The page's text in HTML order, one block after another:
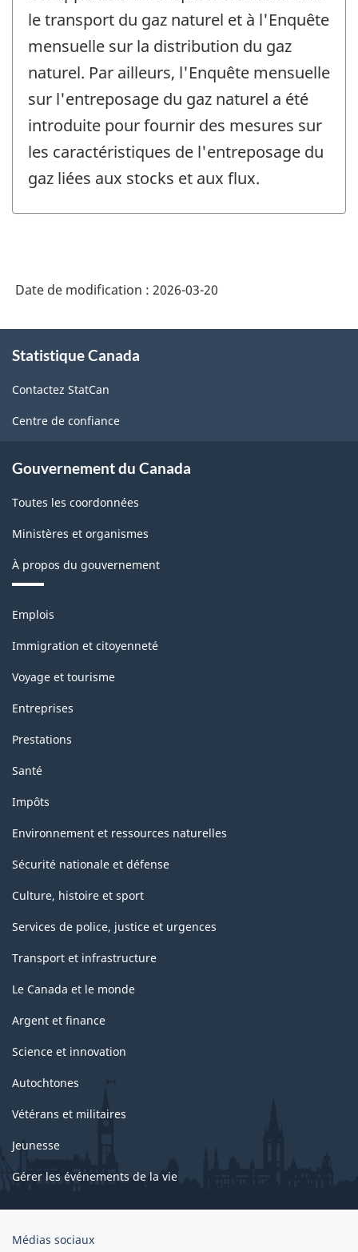
changement
-
le transport du gaz naturel et à l'Enquête
mensuelle sur la distribution du gaz
naturel. Par ailleurs, l'Enquête mensuelle
sur l'entreposage du gaz naturel a été
introduite pour fournir des mesures sur
les caractéristiques de l'entreposage du
gaz liées aux stocks et aux flux.
Date de modification : 2026-03-20
propos
ce
site
Statistique Canada
Contactez StatCan
Centre de confiance
Gouvernement du Canada
Toutes les coordonnées
Ministères et organismes
À propos du gouvernement
Thèmes
sujets
Emplois
Immigration et citoyenneté
Voyage et tourisme
Entreprises
Prestations
Santé
Impôts
Environnement et ressources naturelles
Sécurité nationale et défense
Culture, histoire et sport
Services de police, justice et urgences
Transport et infrastructure
Le Canada et le monde
Argent et finance
Science et innovation
Autochtones
Vétérans et militaires
Jeunesse
Gérer les événements de la vie
Organisation
Médias sociaux